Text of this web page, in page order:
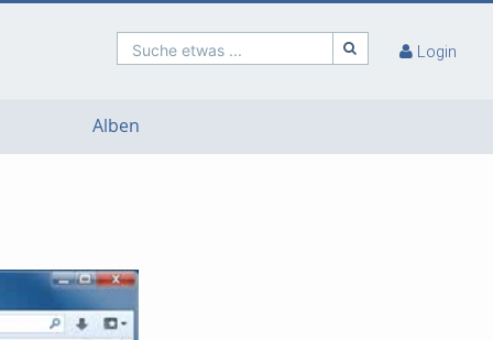
Suche etwas ... Login
Alben